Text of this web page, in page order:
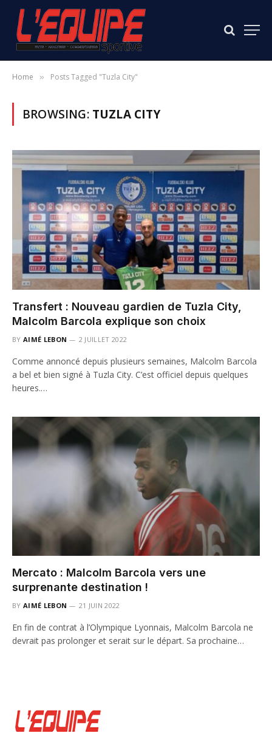
Home » Posts Tagged "Tuzla City"
BROWSING: TUZLA CITY
Transfert : Nouveau gardien de Tuzla City,
Malcolm Barcola explique son choix
BY AIMÉ LEBON 2 JUILLET 2022
Comme annoncé depuis plusieurs semaines, Malcolm Barcola
a bel et bien signé à Tuzla City. C’est officiel depuis quelques
heures.…
Mercato : Malcolm Barcola vers une
surprenante destination !
BY AIMÉ LEBON 21 JUIN 2022
En fin de contrat à l’Olympique Lyonnais, Malcolm Barcola ne
devrait pas prolonger et serait sur le départ. Sa prochaine…